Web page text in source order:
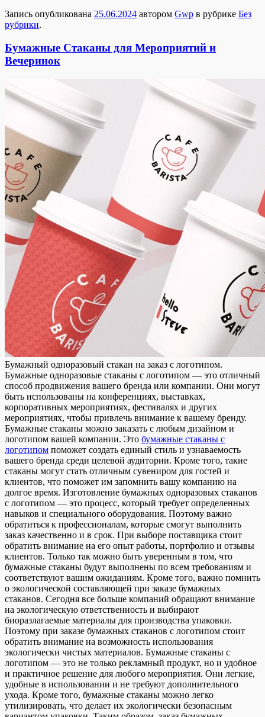
Запись опубликована 25.06.2024 автором Gwp в рубрике Без
рубрики.
Бумажные Стаканы для Мероприятий и
Вечеринок
Бумажный одноразовый стакан на заказ с логотипом.
Бумажные одноразовые стаканы с логотипом — это отличный
способ продвижения вашего бренда или компании. Они могут
быть использованы на конференциях, выставках,
корпоративных мероприятиях, фестивалях и других
мероприятиях, чтобы привлечь внимание к вашему бренду.
Бумажные стаканы можно заказать с любым дизайном и
логотипом вашей компании. Это бумажные стаканы с
логотипом поможет создать единый стиль и узнаваемость
вашего бренда среди целевой аудитории. Кроме того, такие
стаканы могут стать отличным сувениром для гостей и
клиентов, что поможет им запомнить вашу компанию на
долгое время. Изготовление бумажных одноразовых стаканов
с логотипом — это процесс, который требует определенных
навыков и специального оборудования. Поэтому важно
обратиться к профессионалам, которые смогут выполнить
заказ качественно и в срок. При выборе поставщика стоит
обратить внимание на его опыт работы, портфолио и отзывы
клиентов. Только так можно быть уверенным в том, что
бумажные стаканы будут выполнены по всем требованиям и
соответствуют вашим ожиданиям. Кроме того, важно помнить
о экологической составляющей при заказе бумажных
стаканов. Сегодня все больше компаний обращают внимание
на экологическую ответственность и выбирают
биоразлагаемые материалы для производства упаковки.
Поэтому при заказе бумажных стаканов с логотипом стоит
обратить внимание на возможность использования
экологически чистых материалов. Бумажные стаканы с
логотипом — это не только рекламный продукт, но и удобное
и практичное решение для любого мероприятия. Они легкие,
удобные в использовании и не требуют дополнительного
ухода. Кроме того, бумажные стаканы можно легко
утилизировать, что делает их экологически безопасным